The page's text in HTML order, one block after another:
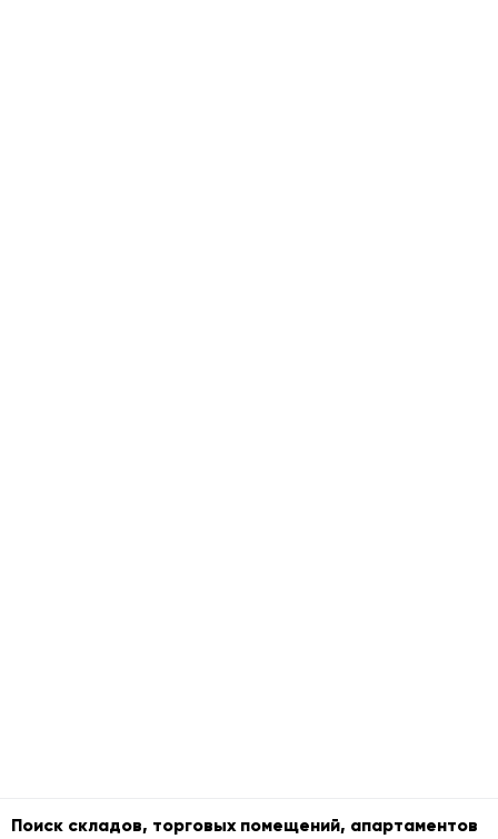
Поиск складов, торговых помещений, апартаментов